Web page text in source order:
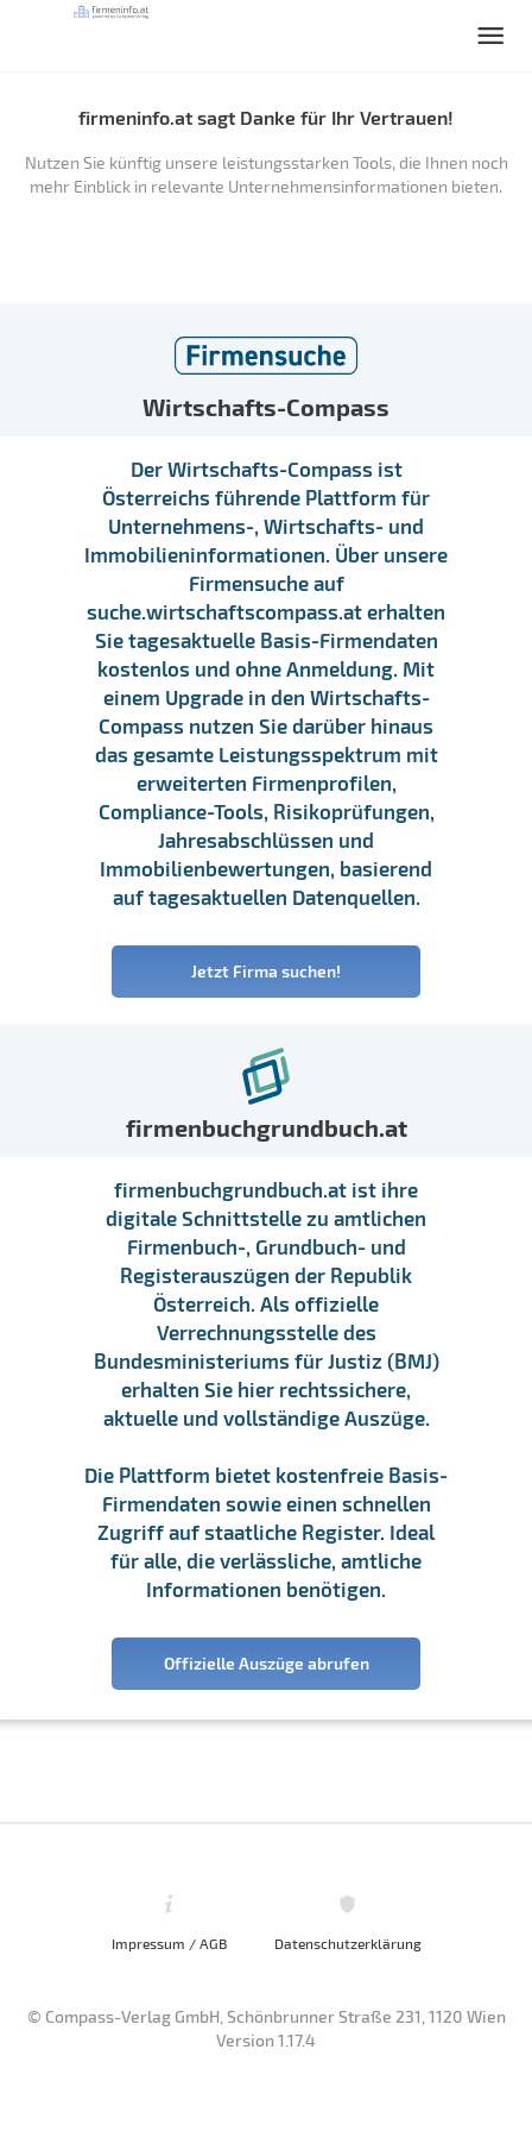
firmeninfo.at sagt Danke für Ihr Vertrauen!
Nutzen Sie künftig unsere leistungsstarken Tools, die Ihnen noch
mehr Einblick in relevante Unternehmensinformationen bieten.
Wirtschafts-Compass
Der Wirtschafts-Compass ist
Österreichs führende Plattform für
Unternehmens-, Wirtschafts- und
Immobilieninformationen. Über unsere
Firmensuche auf
suche.wirtschaftscompass.at erhalten
Sie tagesaktuelle Basis-Firmendaten
kostenlos und ohne Anmeldung. Mit
einem Upgrade in den Wirtschafts-
Compass nutzen Sie darüber hinaus
das gesamte Leistungsspektrum mit
erweiterten Firmenprofilen,
Compliance-Tools, Risikoprüfungen,
Jahresabschlüssen und
Immobilienbewertungen, basierend
auf tagesaktuellen Datenquellen.
Jetzt Firma suchen!
firmenbuchgrundbuch.at
firmenbuchgrundbuch.at ist ihre
digitale Schnittstelle zu amtlichen
Firmenbuch-, Grundbuch- und
Registerauszügen der Republik
Österreich. Als offizielle
Verrechnungsstelle des
Bundesministeriums für Justiz (BMJ)
erhalten Sie hier rechtssichere,
aktuelle und vollständige Auszüge.
Die Plattform bietet kostenfreie Basis-
Firmendaten sowie einen schnellen
Zugriff auf staatliche Register. Ideal
für alle, die verlässliche, amtliche
Informationen benötigen.
Offizielle Auszüge abrufen
Impressum / AGB Datenschutzerklärung
© Compass-Verlag GmbH, Schönbrunner Straße 231, 1120 Wien
Version 1.17.4